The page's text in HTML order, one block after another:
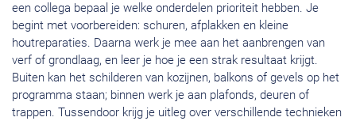
een collega bepaal je welke onderdelen prioriteit hebben. Je
begint met voorbereiden: schuren, afplakken en kleine
houtreparaties. Daarna werk je mee aan het aanbrengen van
verf of grondlaag, en leer je hoe je een strak resultaat krijgt.
Buiten kan het schilderen van kozijnen, balkons of gevels op het
programma staan; binnen werk je aan plafonds, deuren of
trappen. Tussendoor krijg je uitleg over verschillende technieken